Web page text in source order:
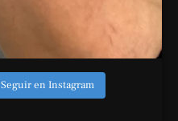
Seguir en Instagram